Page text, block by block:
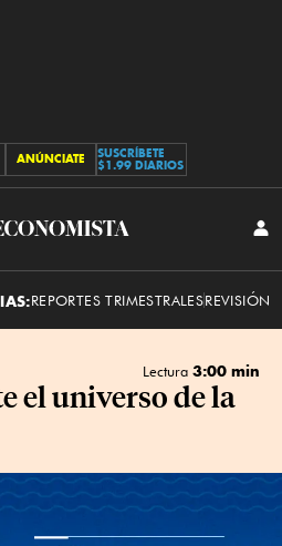
ANÚNCIATE
SUSCRÍBETE
$1.99 DIARIOS
El
REPORTES TRIMESTRALESREVISIÓN
Lectura 3:00 min
el universo de la